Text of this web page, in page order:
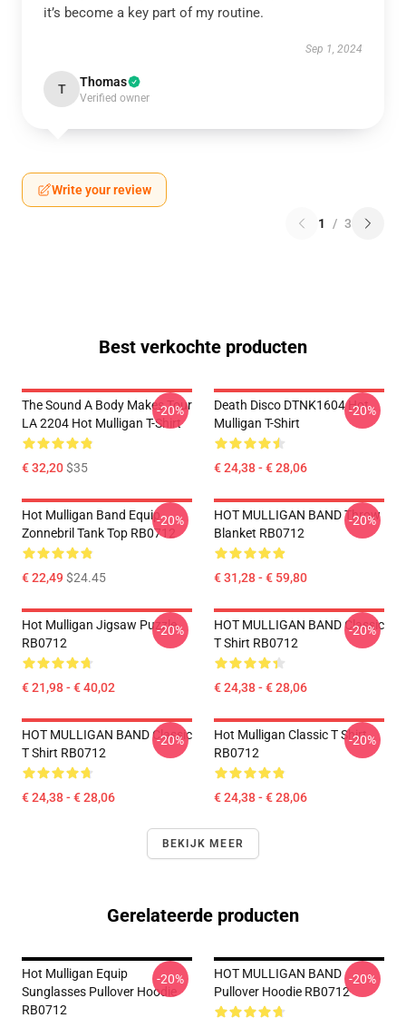
it’s become a key part of my routine.
Sep 1, 2024
T Thomas
Verified owner
Write your review
1 / 3
Best verkochte producten
The Sound A Body Makes Tour
LA 2204 Hot Mulligan T-Shirt
€ 32,20$35
-20%
Death Disco DTNK1604 Hot
Mulligan T-Shirt
€ 24,38 - € 28,06
-20%
Hot Mulligan Band Equip
Zonnebril Tank Top RB0712
€ 22,49$24.45
-20%
HOT MULLIGAN BAND Throw
Blanket RB0712
€ 31,28 - € 59,80
-20%
Hot Mulligan Jigsaw Puzzle
RB0712
€ 21,98 - € 40,02
-20%
HOT MULLIGAN BAND Classic
T Shirt RB0712
€ 24,38 - € 28,06
-20%
HOT MULLIGAN BAND Classic
T Shirt RB0712
€ 24,38 - € 28,06
-20%
Hot Mulligan Classic T Shirt
RB0712
€ 24,38 - € 28,06
-20%
BEKIJK MEER
Gerelateerde producten
Hot Mulligan Equip
Sunglasses Pullover Hoodie
RB0712
-20%
HOT MULLIGAN BAND
Pullover Hoodie RB0712
-20%